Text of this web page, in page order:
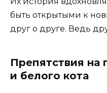
быть открытыми к
друг о друге. Ведь
Препятствия на
и белого кота